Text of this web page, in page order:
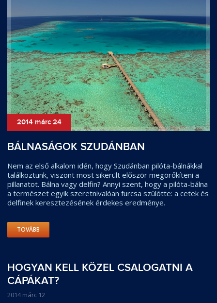
2014 márc 24
BÁLNASÁGOK SZUDÁNBAN
Nem az első alkalom idén, hogy Szudánban pilóta-bálnákkal
találkoztunk, viszont most sikerült először megörőkíteni a
pillanatot. Bálna vagy delfin? Annyi szent, hogy a pilóta-bálna
a természet egyik szeretnivalóan furcsa szülötte: a cetek és
delfinek keresztezésének érdekes eredménye.
TOVÁBB
HOGYAN KELL KÖZEL CSALOGATNI A
CÁPÁKAT?
2014 márc 12